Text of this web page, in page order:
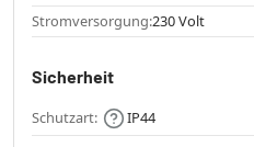
Stromversorgung:230 Volt
Sicherheit
Schutzart: IP44